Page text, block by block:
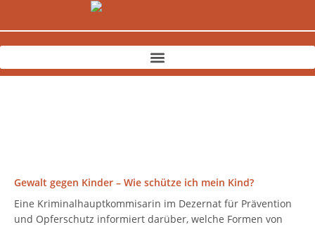
Gewalt gegen Kinder – Wie schütze ich mein Kind?
Eine Kriminalhauptkommisarin im Dezernat für Prävention
und Opferschutz informiert darüber, welche Formen von